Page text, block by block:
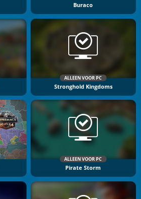
Buraco
ALLEEN VOOR PC
Stronghold Kingdoms
ALLEEN VOOR PC
Pirate Storm